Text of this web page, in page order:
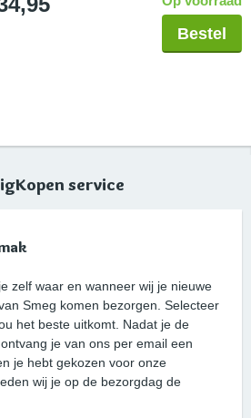
Bestel
service
zelf waar en wanneer wij je nieuwe
Smeg komen bezorgen. Selecteer
het beste uitkomt. Nadat je de
je van ons per email een
je hebt gekozen voor onze
wij je op de bezorgdag de